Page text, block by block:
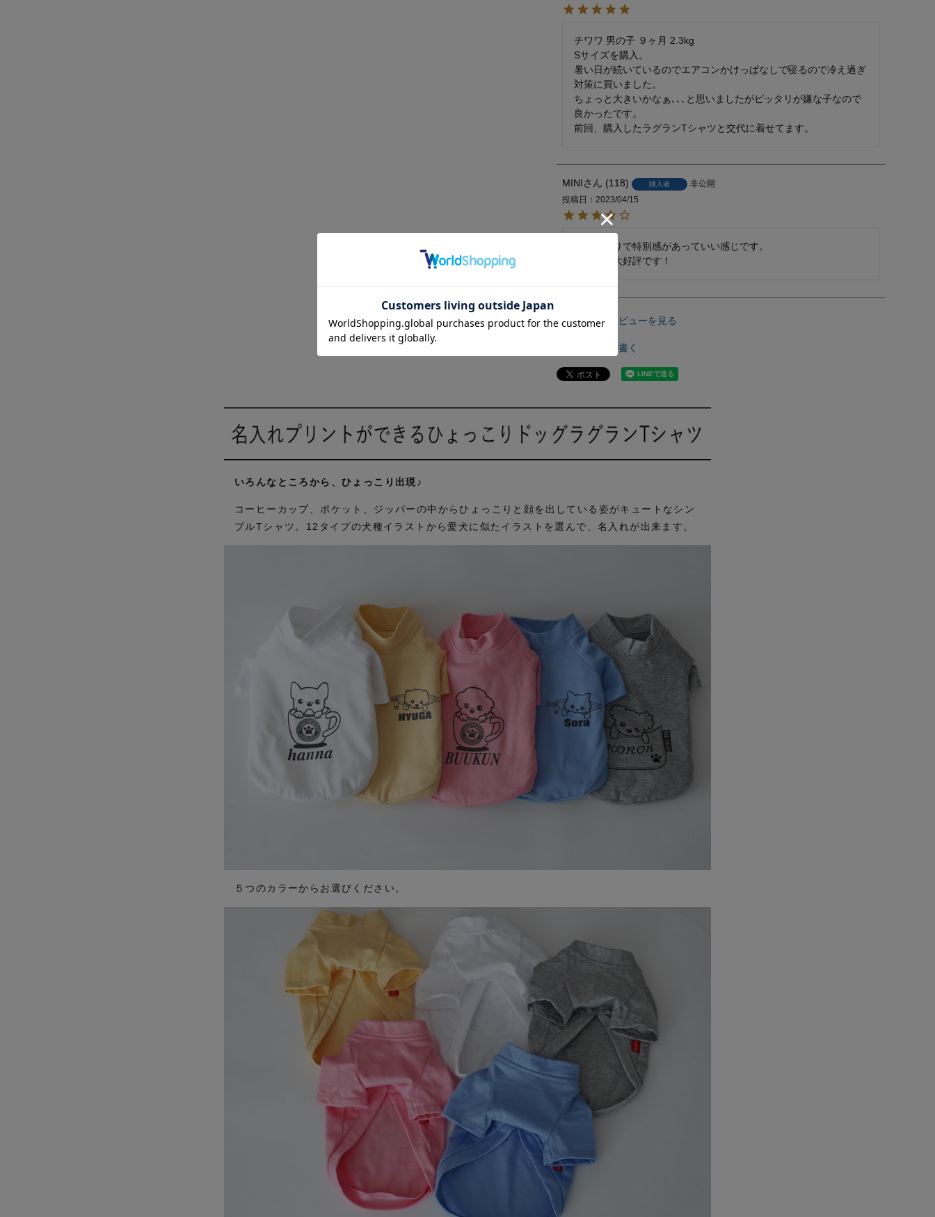
チワワ 男の子 ９ヶ月 2.3kg
Sサイズを購入。
暑い日が続いているのでエアコンかけっぱなしで寝るので冷え過ぎ
対策に買いました。
ちょっと大きいかなぁ､､､と思いましたがピッタリが嫌な子なので
良かったです。
前回、購入したラグランTシャツと交代に着せてます。
MINI 118 購入者
非公開
投稿日
2023/04/15
お名前入りで特別感があっていい感じです。
公園でも大好評です！
すべてのレビューを見る
レビューを書く
いろんなところから、ひょっこり出現♪
コーヒーカップ、ポケット、ジッパーの中からひょっこりと顔を出している姿がキュートなシン
プルTシャツ。12タイプの犬種イラストから愛犬に似たイラストを選んで、名入れが出来ます。
５つのカラーからお選びください。